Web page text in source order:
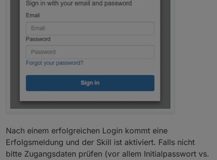
Nach einem erfolgreichen Login kommt eine
Erfolgsmeldung und der Skill ist aktiviert. Falls nicht
bitte Zugangsdaten prüfen (vor allem Initialpasswort vs.